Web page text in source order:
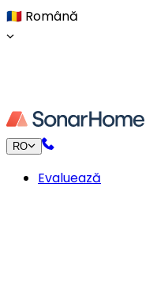
🇷🇴 Română
RO
Evaluează